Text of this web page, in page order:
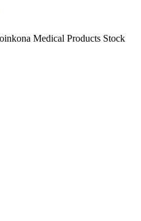
Medical Products Stock